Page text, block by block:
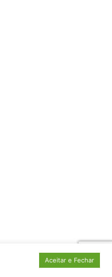
Aceitar e Fechar